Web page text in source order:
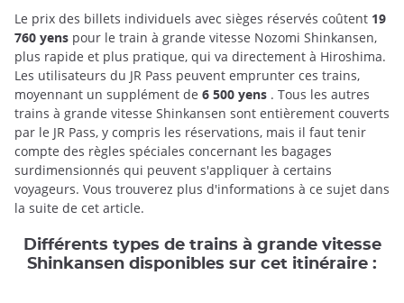
Le prix des billets individuels avec sièges réservés coûtent 19
760 yens pour le train à grande vitesse Nozomi Shinkansen,
plus rapide et plus pratique, qui va directement à Hiroshima.
Les utilisateurs du JR Pass peuvent emprunter ces trains,
moyennant un supplément de 6 500 yens . Tous les autres
trains à grande vitesse Shinkansen sont entièrement couverts
par le JR Pass, y compris les réservations, mais il faut tenir
compte des règles spéciales concernant les bagages
surdimensionnés qui peuvent s'appliquer à certains
voyageurs. Vous trouverez plus d'informations à ce sujet dans
la suite de cet article.
Différents types de trains à grande vitesse
Shinkansen disponibles sur cet itinéraire :